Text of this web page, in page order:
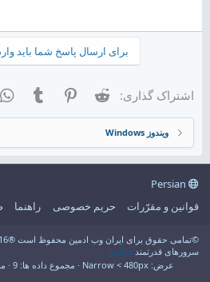
برای ارسال پاسخ شما باید
اشتراک گذاری: Reddit
Pinterest
ویندوز Windows
قوانین و مقرّرات
حریم خصوصی راهنما
سرورهای قدرتمند فراسو
عرض
مجموع داده ها 9